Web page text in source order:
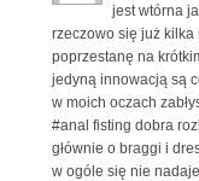
jest wtórna
rzeczowo się już kilka
poprzestanę na
jedyną innowacją są
w moich oczach
#anal fisting dobra
głównie o braggi i
w ogóle się nie